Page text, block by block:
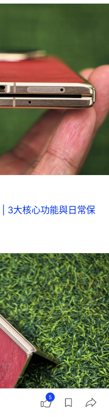
3大核心功能與日常保
5